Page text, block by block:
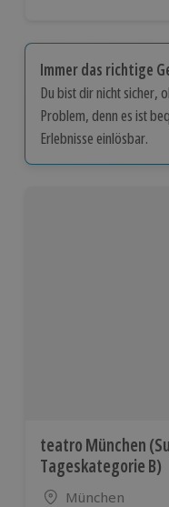
Immer das richtige
Du bist dir nicht sicher,
Problem, denn es ist
Erlebnisse einlösbar.
teatro München
Tageskategorie B)
Standort
München